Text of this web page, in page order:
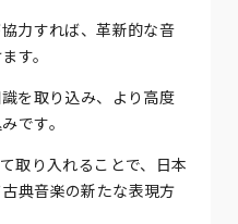
力すれば、革新的な音
す。
を取り込み、より高度
です。
取り入れることで、日本
典音楽の新たな表現方